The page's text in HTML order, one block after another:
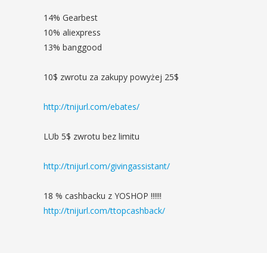
14% Gearbest
10% aliexpress
13% banggood
10$ zwrotu za zakupy powyżej 25$
http://tnijurl.com/ebates/
LUb 5$ zwrotu bez limitu
http://tnijurl.com/givingassistant/
18 % cashbacku z YOSHOP !!!!!!
http://tnijurl.com/ttopcashback/